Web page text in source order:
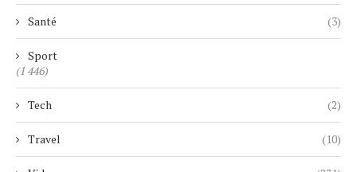
Santé (3)
Sport
(1 446)
Tech (2)
Travel (10)